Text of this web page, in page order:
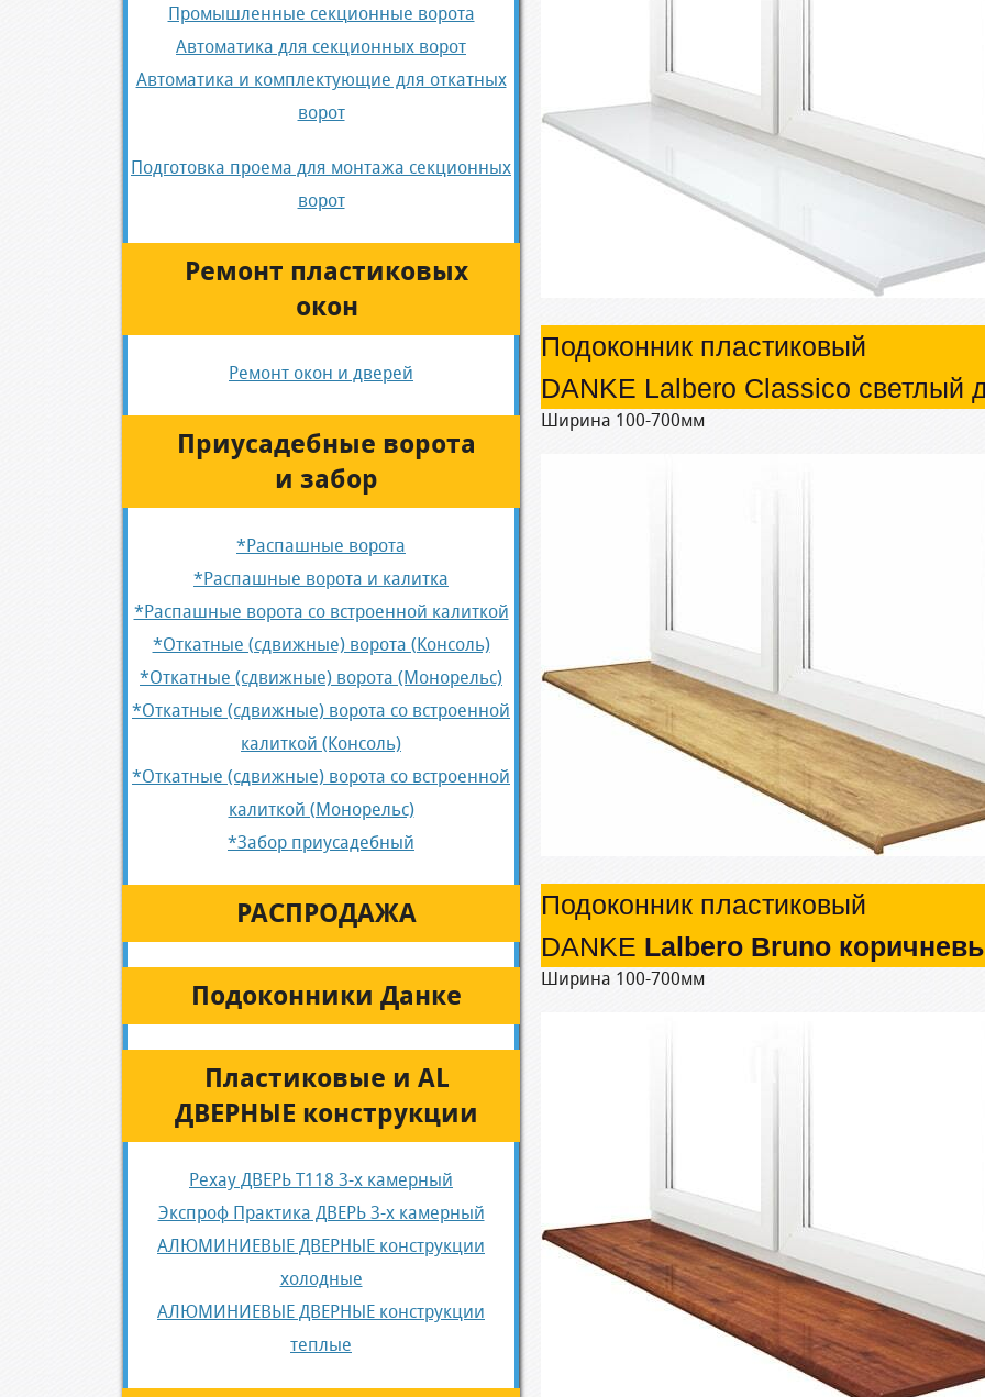
Промышленные секционные ворота
Автоматика для секционных ворот
Автоматика и комплектующие для откатных
ворот
Подготовка проема для монтажа секционных
ворот
Ремонт пластиковых
окон
Ремонт окон и дверей
Приусадебные ворота
и забор
*Распашные ворота
*Распашные ворота и калитка
*Распашные ворота со встроенной калиткой
*Откатные (сдвижные) ворота (Консоль)
*Откатные (сдвижные) ворота (Монорельс)
*Откатные (сдвижные) ворота со встроенной
калиткой (Консоль)
*Откатные (сдвижные) ворота со встроенной
калиткой (Монорельс)
*Забор приусадебный
РАСПРОДАЖА
Подоконники Данке
Пластиковые и AL
ДВЕРНЫЕ конструкции
Рехау ДВЕРЬ Т118 3-х камерный
Экспроф Практика ДВЕРЬ 3-х камерный
АЛЮМИНИЕВЫЕ ДВЕРНЫЕ конструкции
холодные
АЛЮМИНИЕВЫЕ ДВЕРНЫЕ конструкции
теплые
Подоконник пластиковый
DANKE Lalbero Classico светлый
Ширина 100-700мм
Подоконник пластиковый
DANKE Lalbero Bruno
Ширина 100-700мм